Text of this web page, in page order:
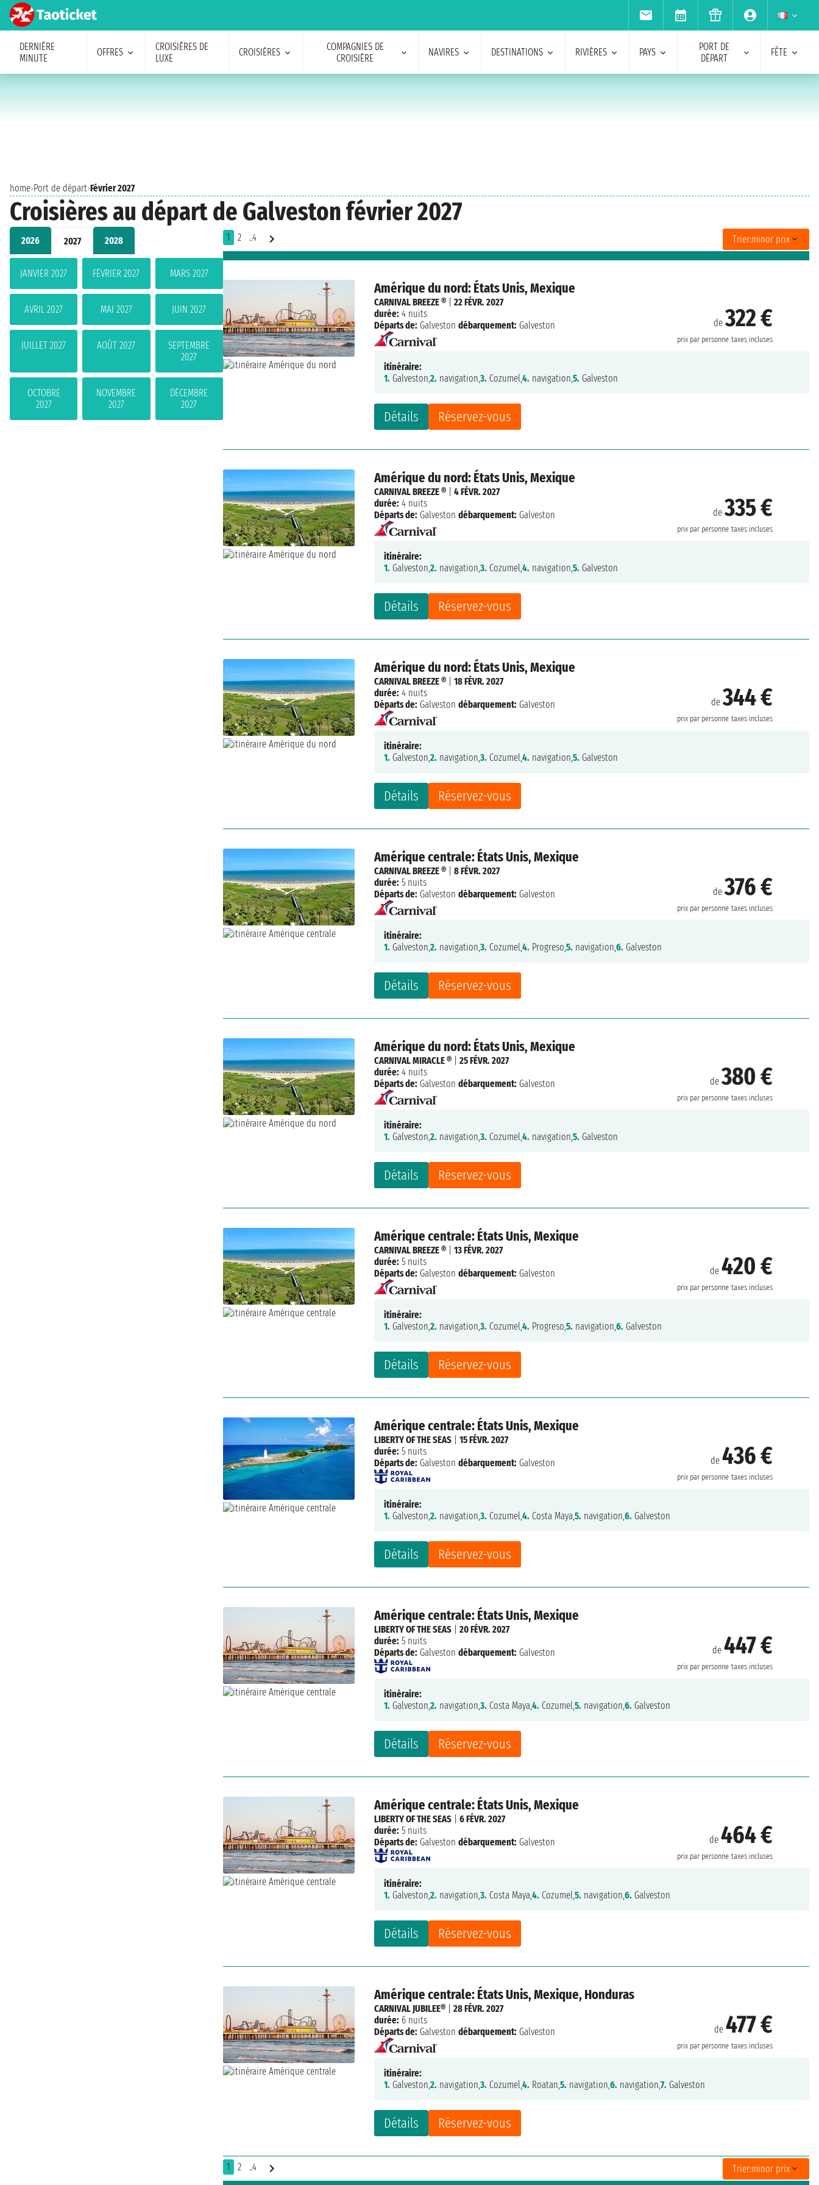
DERNIÈRE
MINUTE
OFFRES
CROISIÈRES DE
LUXE
CROISIÈRES
COMPAGNIES DE
CROISIÈRE
NAVIRES DESTINATIONS RIVIÈRES PAYS
PORT DE
DÉPART
FÊTE
home›Port de départ›Février 2027
Croisières au départ de Galveston février 2027
2026 2027 2028
JANVIER 2027 FÉVRIER 2027 MARS 2027
AVRIL 2027 MAI 2027 JUIN 2027
JUILLET 2027 AOÛT 2027
SEPTEMBRE
2027
OCTOBRE
2027
NOVEMBRE
2027
DÉCEMBRE
2027
1 2 ..4 Trier:minor prix
Amérique du nord: États Unis, Mexique
de322 €
prix par personne taxes incluses
Détails Réservez-vous
CARNIVAL BREEZE ® |22 FÉVR. 2027
durée: 4 nuits
Départs de: Galveston débarquement: Galveston
itinéraire:
1. Galveston,2. navigation,3. Cozumel,4. navigation,5. Galveston
Amérique du nord: États Unis, Mexique
de335 €
prix par personne taxes incluses
Détails Réservez-vous
CARNIVAL BREEZE ® |4 FÉVR. 2027
durée: 4 nuits
Départs de: Galveston débarquement: Galveston
itinéraire:
1. Galveston,2. navigation,3. Cozumel,4. navigation,5. Galveston
Amérique du nord: États Unis, Mexique
de344 €
prix par personne taxes incluses
Détails Réservez-vous
CARNIVAL BREEZE ® |18 FÉVR. 2027
durée: 4 nuits
Départs de: Galveston débarquement: Galveston
itinéraire:
1. Galveston,2. navigation,3. Cozumel,4. navigation,5. Galveston
Amérique centrale: États Unis, Mexique
de376 €
prix par personne taxes incluses
Détails Réservez-vous
CARNIVAL BREEZE ® |8 FÉVR. 2027
durée: 5 nuits
Départs de: Galveston débarquement: Galveston
itinéraire:
1. Galveston,2. navigation,3. Cozumel,4. Progreso,5. navigation,6. Galveston
Amérique du nord: États Unis, Mexique
de380 €
prix par personne taxes incluses
Détails Réservez-vous
CARNIVAL MIRACLE ® |25 FÉVR. 2027
durée: 4 nuits
Départs de: Galveston débarquement: Galveston
itinéraire:
1. Galveston,2. navigation,3. Cozumel,4. navigation,5. Galveston
Amérique centrale: États Unis, Mexique
de420 €
prix par personne taxes incluses
Détails Réservez-vous
CARNIVAL BREEZE ® |13 FÉVR. 2027
durée: 5 nuits
Départs de: Galveston débarquement: Galveston
itinéraire:
1. Galveston,2. navigation,3. Cozumel,4. Progreso,5. navigation,6. Galveston
Amérique centrale: États Unis, Mexique
de436 €
prix par personne taxes incluses
Détails Réservez-vous
LIBERTY OF THE SEAS |15 FÉVR. 2027
durée: 5 nuits
Départs de: Galveston débarquement: Galveston
itinéraire:
1. Galveston,2. navigation,3. Cozumel,4. Costa Maya,5. navigation,6. Galveston
Amérique centrale: États Unis, Mexique
de447 €
prix par personne taxes incluses
Détails Réservez-vous
LIBERTY OF THE SEAS |20 FÉVR. 2027
durée: 5 nuits
Départs de: Galveston débarquement: Galveston
itinéraire:
1. Galveston,2. navigation,3. Costa Maya,4. Cozumel,5. navigation,6. Galveston
Amérique centrale: États Unis, Mexique
de464 €
prix par personne taxes incluses
Détails Réservez-vous
LIBERTY OF THE SEAS |6 FÉVR. 2027
durée: 5 nuits
Départs de: Galveston débarquement: Galveston
itinéraire:
1. Galveston,2. navigation,3. Costa Maya,4. Cozumel,5. navigation,6. Galveston
Amérique centrale: États Unis, Mexique, Honduras
de477 €
prix par personne taxes incluses
Détails Réservez-vous
CARNIVAL JUBILEE® |28 FÉVR. 2027
durée: 6 nuits
Départs de: Galveston débarquement: Galveston
itinéraire:
1. Galveston,2. navigation,3. Cozumel,4. Roatan,5. navigation,6. navigation,7. Galveston
1 2 ..4 Trier:minor prix